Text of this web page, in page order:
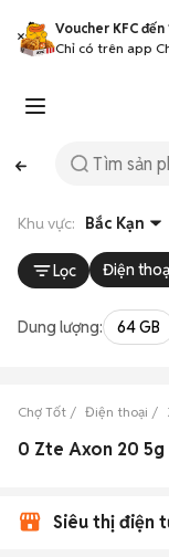
Voucher KFC đến
Chỉ có trên app
Khu vực: Bắc Kạn
Lọc Điện
Dung lượng: 64 GB
Chợ Tốt Điện thoại
0 Zte Axon 20 5g
Siêu thị điện